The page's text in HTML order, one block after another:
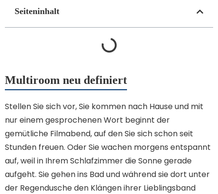
Multiroom neu definiert
Stellen Sie sich vor, Sie kommen nach Hause und mit
nur einem gesprochenen Wort beginnt der
gemütliche Filmabend, auf den Sie sich schon seit
Stunden freuen. Oder Sie wachen morgens entspannt
auf, weil in Ihrem Schlafzimmer die Sonne gerade
aufgeht. Sie gehen ins Bad und während sie dort unter
der Regendusche den Klängen ihrer Lieblingsband
Seiteninhalt